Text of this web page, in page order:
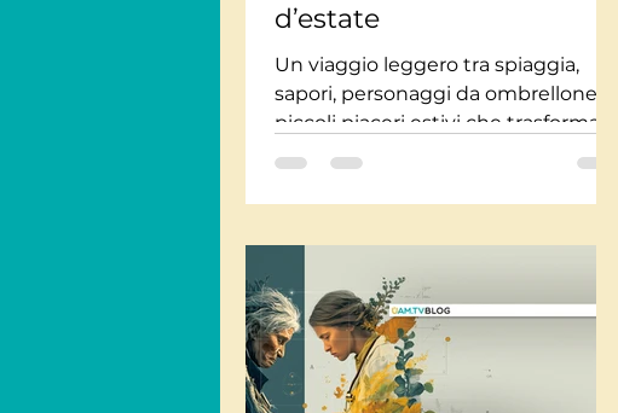
Giornate Mondiali
Audiolibri
d’estate
Un viaggio leggero tra spiaggia,
sapori, personaggi da ombrellone e
piccoli piaceri estivi che trasformano
una giornata qualunque in un